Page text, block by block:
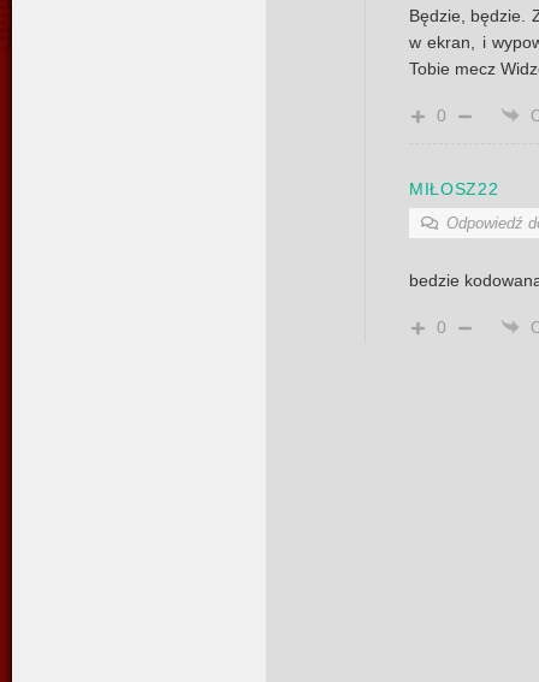
Będzie, będzie.
w ekran, i
Tobie mecz
0
MIŁOSZ22
Odpowiedź
bedzie
0